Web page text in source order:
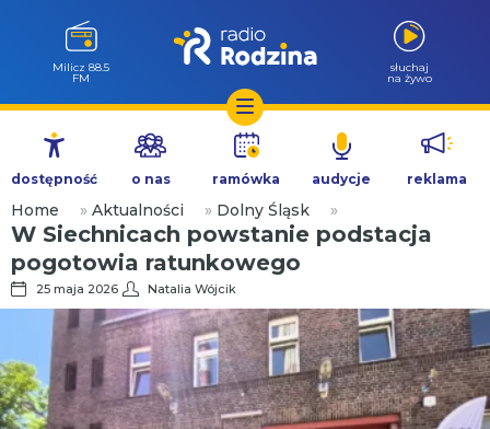
Przejdź
treści
Milicz 88.5
FM
słuchaj
na żywo
dostępność o nas ramówka audycje reklama
Home » Aktualności » Dolny Śląsk »
W Siechnicach powstanie podstacja
pogotowia ratunkowego
25 maja 2026 Natalia Wójcik